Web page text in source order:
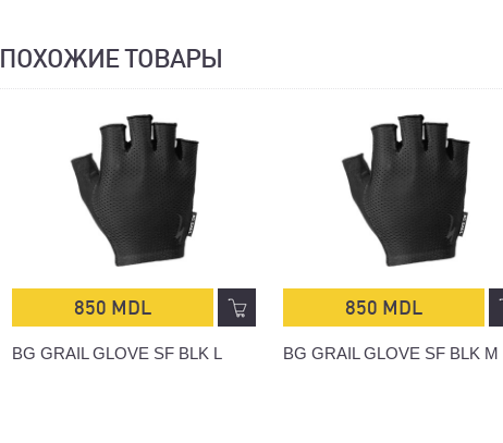
ПОХОЖИЕ ТОВАРЫ
850 MDL
BG GRAIL GLOVE SF BLK L
850 MDL
BG GRAIL GLOVE SF BLK M